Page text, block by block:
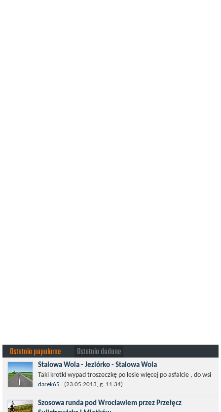
Ostatnio popularne Ostatnio dodane
Stalowa Wola - Jeziórko - Stalowa Wola
Taki krotki wypad troszeczkę po lesie więcej po asfalcie , do wsi
której już nie ma , kopalni siarki również nie ma , a ci co
pamiętają okres...
darek65 (23.05.2013, g. 11:34)
Szosowa runda pod Wrocławiem przez Przełęcz